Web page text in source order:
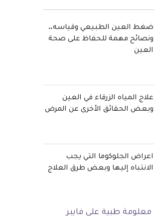
ضغط العين الطبيعي وقياسه..
ونصائح مهمة للحفاظ على صحة
العين
علاج المياه الزرقاء في العين
وبعض الحقائق الأخرى عن المرض
اعراض الجلوكوما التي يجب
الانتباه إليها وبعض طرق العلاج